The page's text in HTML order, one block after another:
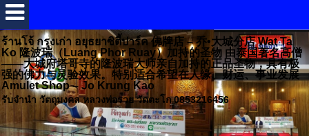
ร้านโจ้ กรุงเก่า อยุธยาซิตี้ปาร์ค 佛牌店 – 乔•大城分店 Wat Ta
Ko 隆波瑞（Luang Phor Ruay）加持的圣物 由泰国著名高僧
——大城府塔哥寺的隆波瑞大师亲自加持的正品圣物，具有极
强的佛力与灵验效果。特别适合希望在人缘、财运、事业发展
Amulet Shop – Jo Krung Kao
รับจำนำ วัตถุมงคล หลวงพ่อรวย วัดตะโก 0853216456